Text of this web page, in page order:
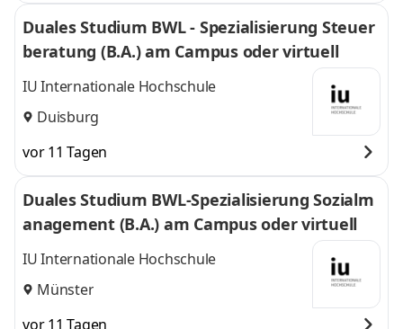
Duales Studium BWL - Spezialisierung Steuer
beratung (B.A.) am Campus oder virtuell
IU Internationale Hochschule
Duisburg
vor 11 Tagen
Duales Studium BWL-Spezialisierung Sozialm
anagement (B.A.) am Campus oder virtuell
IU Internationale Hochschule
Münster
vor 11 Tagen